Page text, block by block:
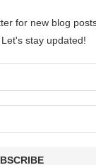
for new blog
stay updated!